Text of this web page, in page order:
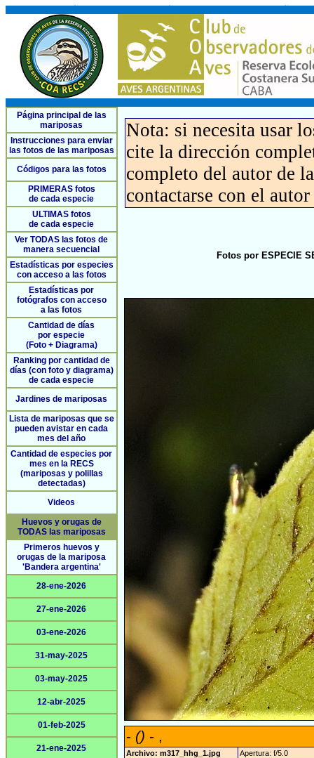
Página principal de las
mariposas
Instrucciones para enviar
las fotos de las mariposas
Códigos para las fotos
PRIMERAS fotos
de cada especie
ULTIMAS fotos
de cada especie
Ver TODAS las fotos de
manera secuencial
Estadísticas por especies
con acceso a las fotos
Estadísticas por
fotógrafos con acceso
a las fotos
Cantidad de días
por especie
(Foto + Diagrama)
Ranking por cantidad de
días (con foto y diagrama)
de cada especie
Jardines de mariposas
Lista de mariposas que se
pueden avistar en cada
mes del año
Cantidad de especies por
mes en la RECS
(mariposas y polillas
detectadas)
Videos
Huevos y orugas de
TODAS las mariposas
Primeros huevos y
orugas de la mariposa
'Bandera argentina'
28-ene-2026
27-ene-2026
03-ene-2026
31-may-2025
03-may-2025
12-abr-2025
01-feb-2025
21-ene-2025
Nota: si necesita usar
cite la dirección
completo del autor de
contactarse con el
Fotos por ESPECIE
- () - ,
Archivo: m317_hhg_1.jpg
Apertura: f/5.0